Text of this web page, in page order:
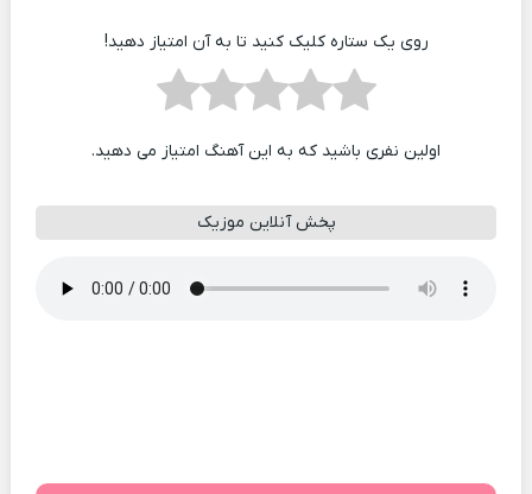
روی یک ستاره کلیک کنید تا به آن امتیاز دهید!
اولین نفری باشید که به این آهنگ امتیاز می دهید.
پخش آنلاین موزیک